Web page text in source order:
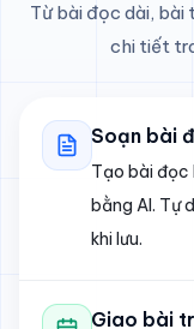
Từ bài đọc dài,
chi tiết
Soạn bài
Tạo bài đọc
bằng AI. Tự
khi lưu.
Giao bài